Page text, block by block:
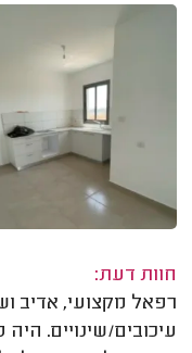
חוות דעת:
רפאל מקצועי, אדיב
עיכובים/שינויים.